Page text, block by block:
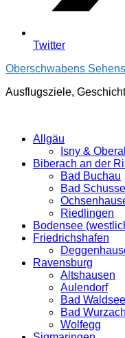
Twitter
Oberschwabens
Ausflugsziele,
Allgäu
Isny &
Biberach an der
Bad Buchau
Bad
Riedlingen
Bodensee
Friedrichshafen
Ravensburg
Altshausen
Aulendorf
Bad Waldsee
Bad Wurzach
Wolfegg